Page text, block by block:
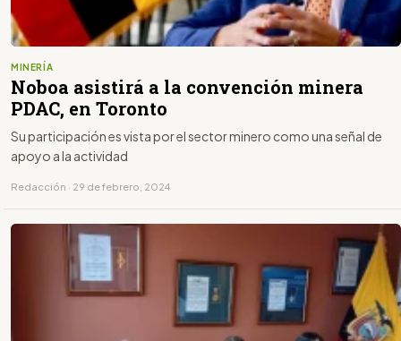
MINERÍA
Noboa asistirá a la convención minera
PDAC, en Toronto
Su participación es vista por el sector minero como una señal de
apoyo a la actividad
Redacción · 29 de febrero, 2024